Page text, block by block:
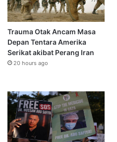
Trauma Otak Ancam Masa
Depan Tentara Amerika
Serikat akibat Perang Iran
20 hours ago